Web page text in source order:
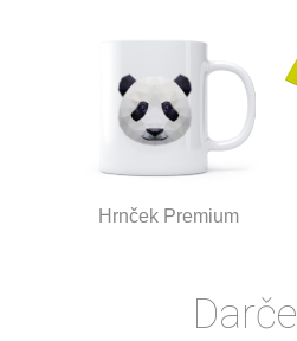
Hrnček Premium